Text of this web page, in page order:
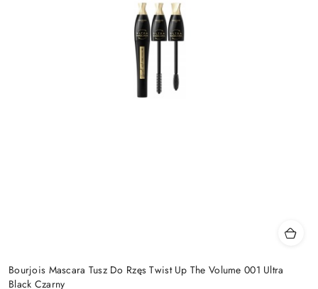
Bourjois Mascara Tusz Do Rzęs Twist Up The Volume 001 Ultra
Black Czarny